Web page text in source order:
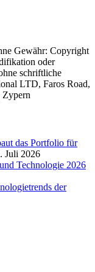
Gewähr: Copyright
oder
schriftliche
LTD, Faros Road,
Zypern
das Portfolio für
Juli 2026
Technologie 2026
der